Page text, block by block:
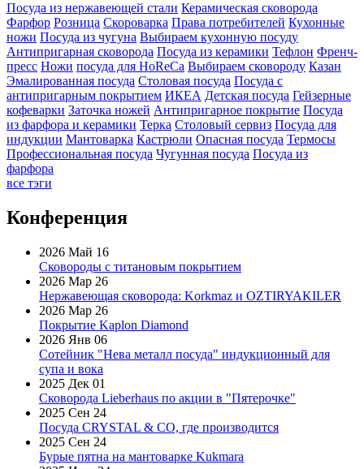
Посуда из нержавеющей стали Керамическая сковорода
Фарфор Розница Скороварка Права потребителей Кухонные
ножи Посуда из чугуна Выбираем кухонную посуду
Антипригарная сковорода Посуда из керамики Тефлон Френч-
пресс Ножи посуда для HoReCa Выбираем сковороду Казан
Эмалированная посуда Столовая посуда Посуда с
антипригарным покрытием ИКЕА Детская посуда Гейзерные
кофеварки Заточка ножей Антипригарное покрытие Посуда
из фарфора и керамики Терка Столовый сервиз Посуда для
индукции Мантоварка Кастрюли Опасная посуда Термосы
Профессиональная посуда Чугунная посуда Посуда из
фарфора
все тэги
Конференция
2026 Май 16
Сковороды с титановым покрытием
2026 Мар 26
Нержавеющая сковорода: Korkmaz и OZTIRYAKILER
2026 Мар 26
Покрытие Kaplon Diamond
2026 Янв 06
Сотейник "Нева металл посуда" индукционный для
супа и вока
2025 Дек 01
Сковорода Lieberhaus по акции в "Пятерочке"
2025 Сен 24
Посуда CRYSTAL & CO, где производится
2025 Сен 24
Бурые пятна на мантоварке Kukmara